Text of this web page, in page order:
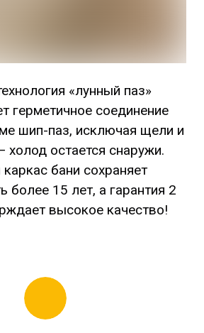
«лунный паз»
герметичное соединение
шип-паз, исключая щели и
холод остается снаружи.
бани сохраняет
более 15 лет, а гарантия 2
высокое качество!